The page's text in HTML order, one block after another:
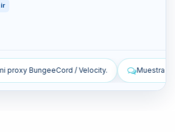
las últimas líneas de los registros en directo